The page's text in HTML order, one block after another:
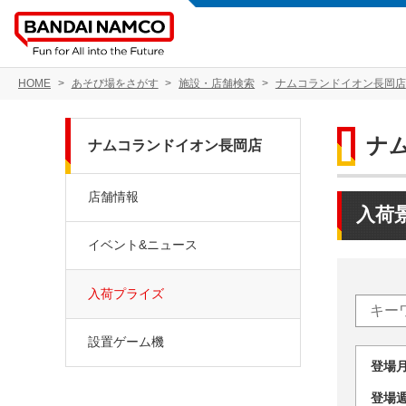
HOME あそび場をさがす 施設・店舗検索 ナムコランドイオン長岡店
ナ
入荷
登
登
ナムコランドイオン長岡店
店舗情報
イベント&ニュース
入荷プライズ
設置ゲーム機